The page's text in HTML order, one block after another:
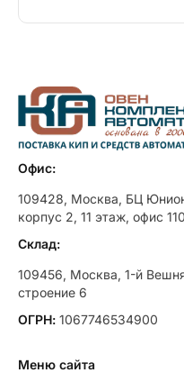
Офис:
109428, Москва, БЦ
корпус 2, 11 этаж, офис
Склад:
109456, Москва, 1-й
строение 6
ОГРН: 1067746534900
Меню сайта